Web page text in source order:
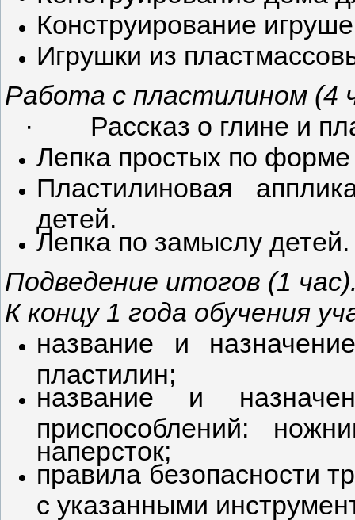
Конструирование
Игрушки из
Работа с пластилином (4
·
Рассказ о глине и
Лепка простых по
Пластилиновая
детей.
Лепка по замыслу детей.
Подведение итогов (1
К концу 1 года обучения
название и
пластилин;
название и
приспособлений:
наперсток;
правила безопасности
с указанными